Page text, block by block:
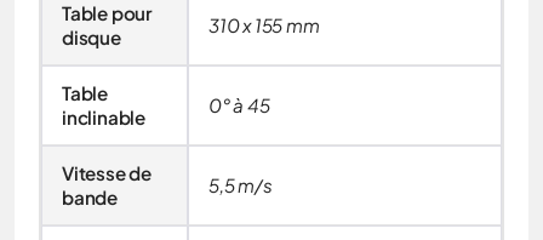
Table pour
disque
310 x 155 mm
Table
inclinable
0° à 45
Vitesse de
bande
5,5 m/s